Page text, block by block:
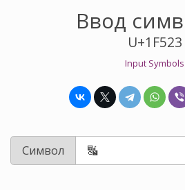
Ввод
U+1F523
Input Symbols
Символ